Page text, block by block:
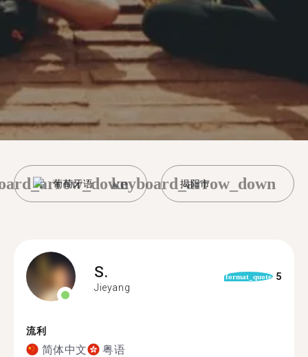
葡萄牙语 揭阳市
keyboard_arrow_down
S.
Jieyang
format_quote 5
流利
简体中文 粤语